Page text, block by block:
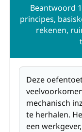
Beantwoord
principes,
rekenen,
Deze
mechanisch
te herhalen.
een